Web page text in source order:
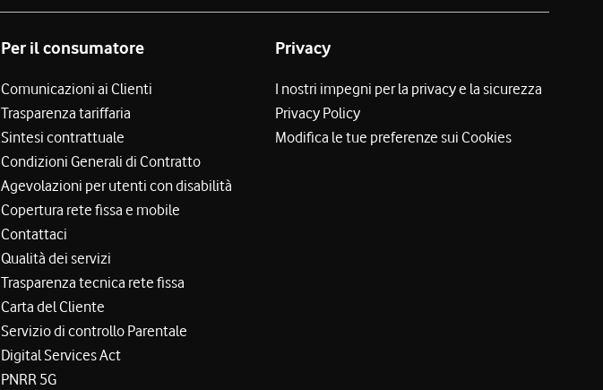
Per il consumatore
Comunicazioni ai Clienti
Trasparenza tariffaria
Sintesi contrattuale
Condizioni Generali di Contratto
Agevolazioni per utenti con disabilità
Copertura rete fissa e mobile
Contattaci
Qualità dei servizi
Trasparenza tecnica rete fissa
Carta del Cliente
Servizio di controllo Parentale
Digital Services Act
PNRR 5G
Privacy
I nostri impegni per la privacy e la sicurezza
Privacy Policy
Modifica le tue preferenze sui Cookies